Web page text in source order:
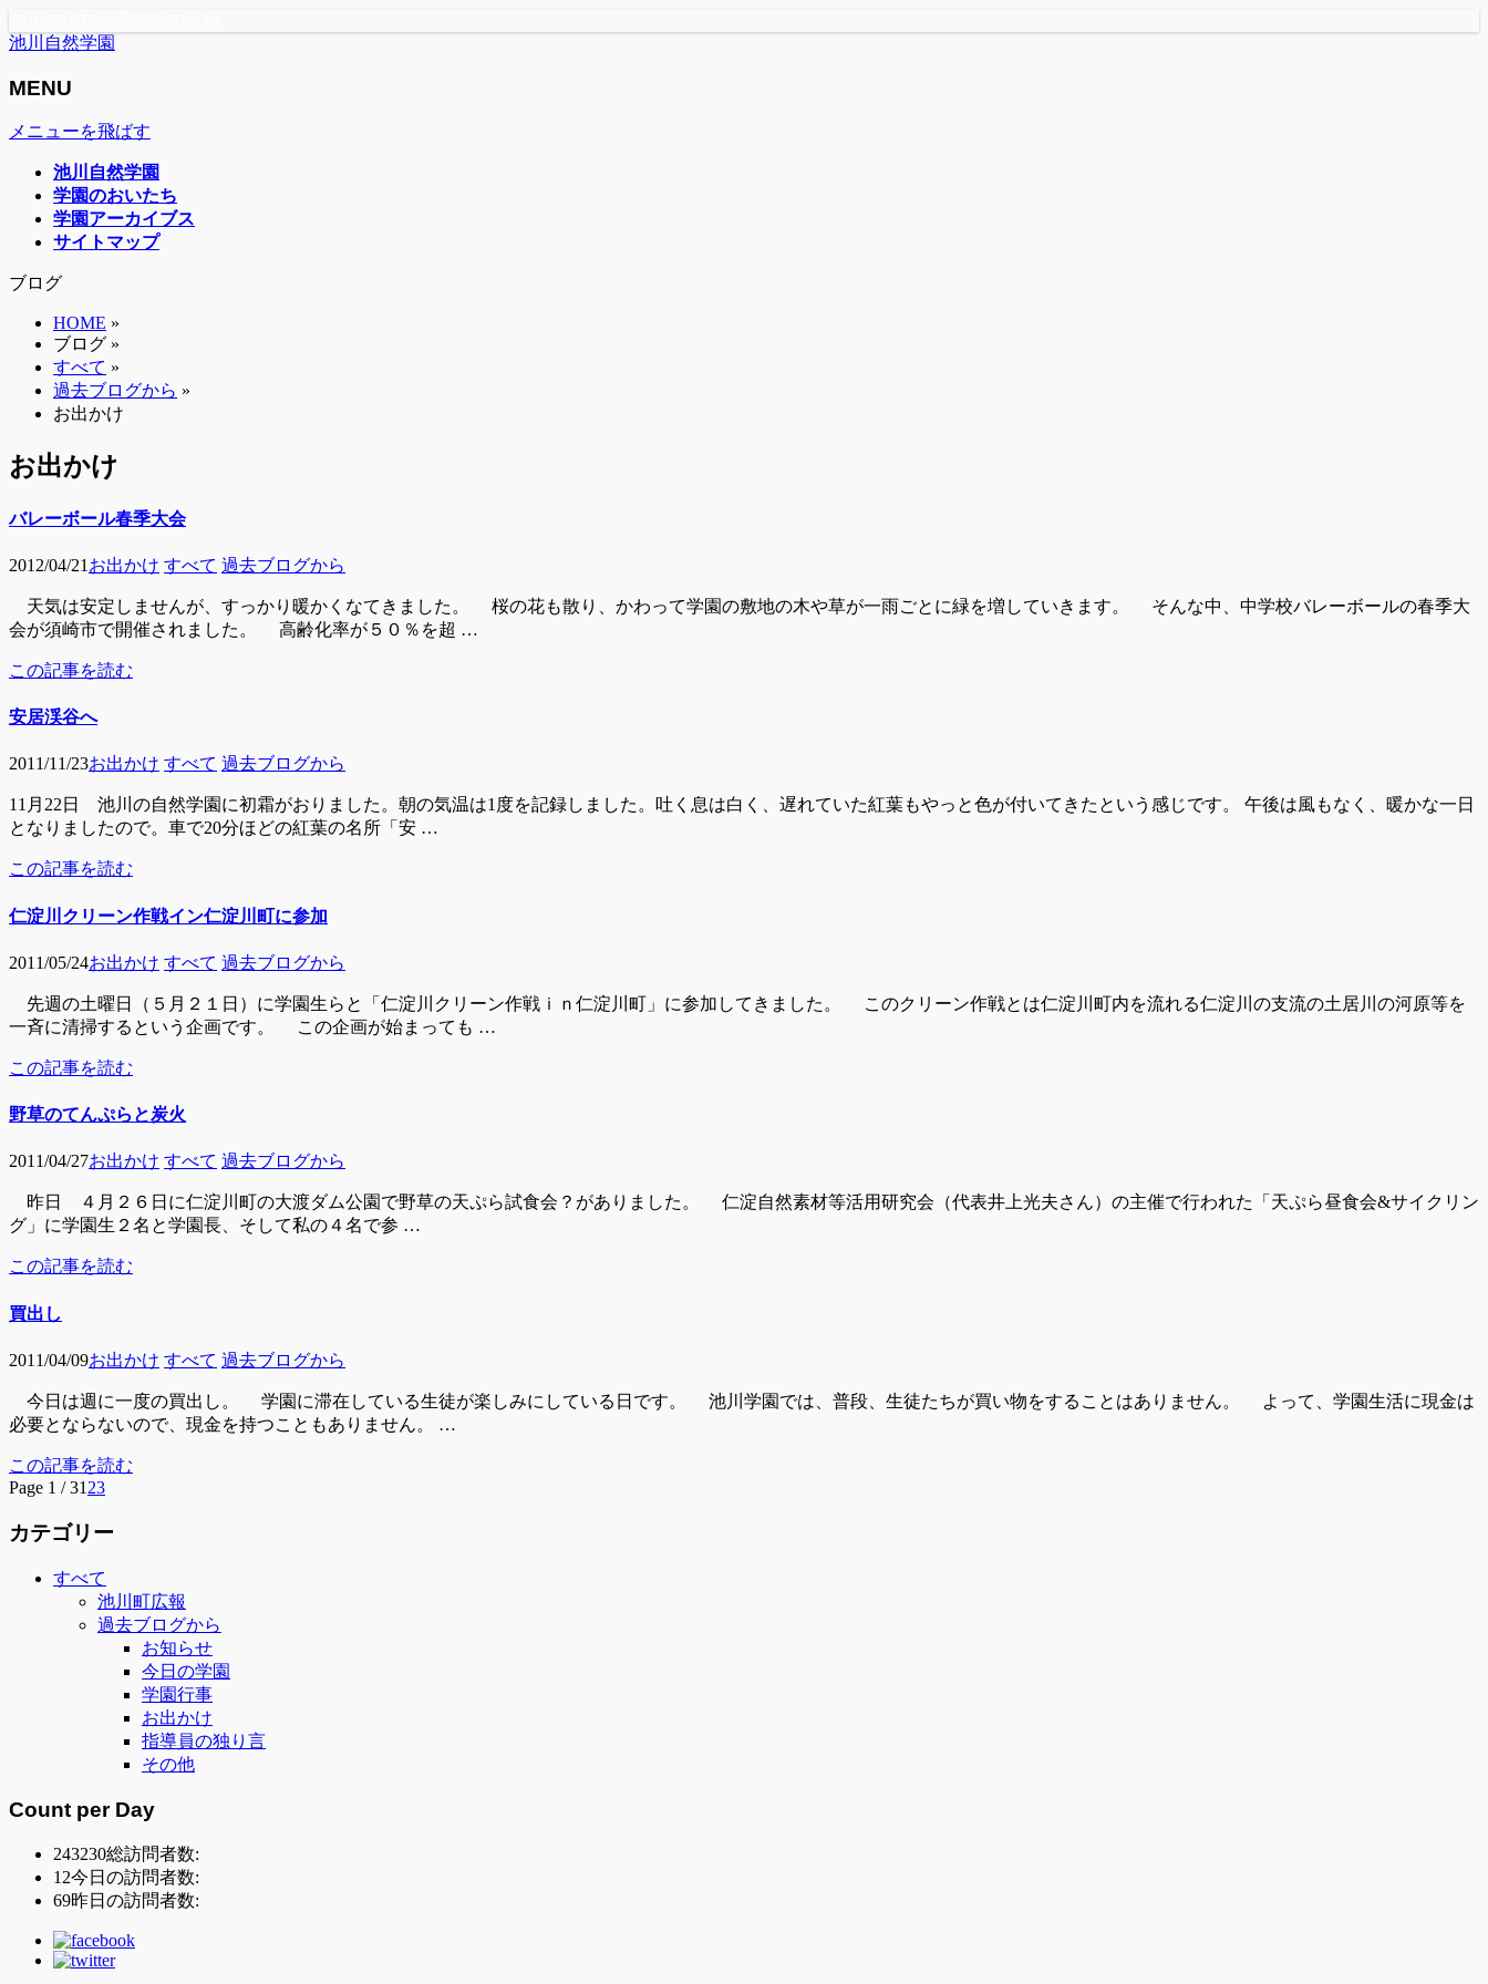
池川自然学園
MENU
メニューを飛ばす
池川自然学園
学園のおいたち
学園アーカイブス
サイトマップ
ブログ
HOME »
ブログ »
すべて »
過去ブログから »
お出かけ
お出かけ
バレーボール春季大会
2012/04/21 お出かけ すべて 過去ブログから
天気は安定しませんが、すっかり暖かくなてきました。 桜の花も散り、かわって学園の敷地の木や草が一雨ごとに緑を増していきます。 そんな中、中学校バレーボールの春季大
会が須崎市で開催されました。 高齢化率が５０％を超 …
この記事を読む
安居渓谷へ
2011/11/23お出かけ すべて 過去ブログから
11月22日 池川の自然学園に初霜がおりました。朝の気温は1度を記録しました。吐く息は白く、遅れていた紅葉もやっと色が付いてきたという感じです。 午後は風もなく、暖かな一日
となりましたので。車で20分ほどの紅葉の名所「安 …
この記事を読む
仁淀川クリーン作戦イン仁淀川町に参加
2011/05/24お出かけ すべて 過去ブログから
先週の土曜日（５月２１日）に学園生らと「仁淀川クリーン作戦ｉｎ仁淀川町」に参加してきました。 このクリーン作戦とは仁淀川町内を流れる仁淀川の支流の土居川の河原等を
一斉に清掃するという企画です。 この企画が始まっても …
この記事を読む
野草のてんぷらと炭火
2011/04/27お出かけ すべて 過去ブログから
昨日 ４月２６日に仁淀川町の大渡ダム公園で野草の天ぷら試食会？がありました。 仁淀自然素材等活用研究会（代表井上光夫さん）の主催で行われた「天ぷら昼食会&サイクリン
グ」に学園生２名と学園長、そして私の４名で参 …
この記事を読む
買出し
2011/04/09お出かけ すべて 過去ブログから
今日は週に一度の買出し。 学園に滞在している生徒が楽しみにしている日です。 池川学園では、普段、生徒たちが買い物をすることはありません。 よって、学園生活に現金は
必要とならないので、現金を持つこともありません。 …
この記事を読む
Page 1 / 31 23
カテゴリー
すべて
池川町広報
過去ブログから
お知らせ
今日の学園
学園行事
お出かけ
指導員の独り言
その他
Count per Day
243230総訪問者数:
12今日の訪問者数:
69昨日の訪問者数: